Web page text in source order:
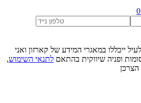
ייכללו במאגרי המידע של קארזון ואני
ופניה שיווקית בהתאם לתנאי השימוש,
הצרכן